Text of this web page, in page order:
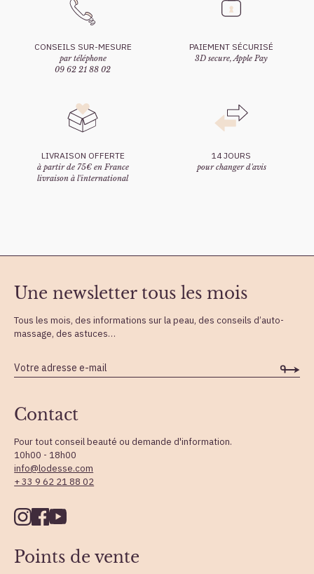
CONSEILS SUR-MESURE
par téléphone
09 62 21 88 02
PAIEMENT SÉCURISÉ
3D secure, Apple Pay
LIVRAISON OFFERTE
à partir de 75€ en France
livraison à l'international
14 JOURS
pour changer d'avis
Contact
Pour tout conseil beauté ou demande d'information.
10h00 - 18h00
info@lodesse.com
+ 33 9 62 21 88 02
Points de vente
Une newsletter tous les mois
Tous les mois, des informations sur la peau, des conseils d’auto-
massage, des astuces…